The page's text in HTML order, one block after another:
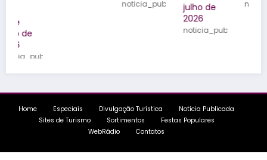
noticia_publicadajulho de
noticia_publicada
Home Especiais Divulgação Turística
Notícia Publicada
Sites de Turismo
Sortimentos
Festas Populares
WebRádio
Contatos